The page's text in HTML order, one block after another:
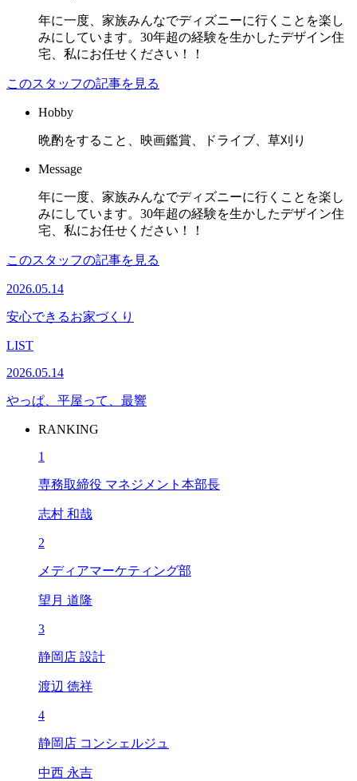
年に一度、家族みんなでディズニーに行くことを楽し
みにしています。30年超の経験を生かしたデザイン住
宅、私にお任せください！！
このスタッフの記事を見る
Hobby
晩酌をすること、映画鑑賞、ドライブ、草刈り
Message
年に一度、家族みんなでディズニーに行くことを楽し
みにしています。30年超の経験を生かしたデザイン住
宅、私にお任せください！！
このスタッフの記事を見る
2026.05.14
安心できるお家づくり
LIST
2026.05.14
やっぱ、平屋って、最響
RANKING
1
専務取締役 マネジメント本部長
志村 和哉
2
メディアマーケティング部
望月 道隆
3
静岡店 設計
渡辺 徳祥
4
静岡店 コンシェルジュ
中西 永吉